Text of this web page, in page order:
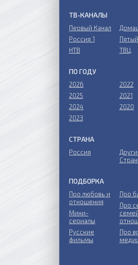
ТВ-КАНАЛЫ
Первый Канал
Россия 1
НТВ
ТВЦ
ПО ГОДУ
2026
2025
2024
2023
2022
2021
2020
СТРАНА
Россия
ПОДБОРКА
Про любовь и
отношения
Мини-
сериалы
Русские
фильмы
Про
Пpo
Пpo